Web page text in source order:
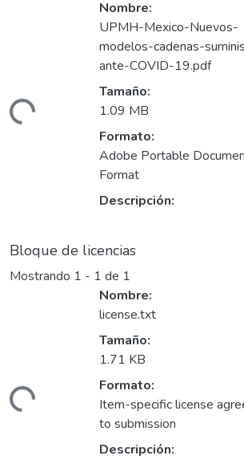
Nombre:
UPMH-Mexico-Nuevos-
modelos-cadenas-
ante-COVID-19.pdf
Tamaño:
1.09 MB
Formato:
Adobe Portable
Format
Descripción:
Bloque de licencias
Mostrando 1 - 1 de 1
Nombre:
license.txt
Tamaño:
1.71 KB
Formato:
Item-specific license
to submission
Descripción: